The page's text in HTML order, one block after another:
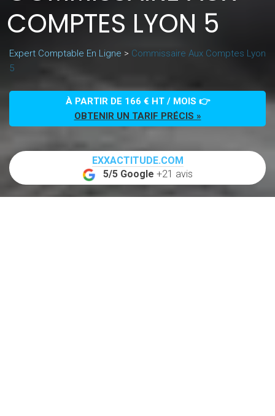
COMPTES LYON 5
Expert Comptable En Ligne > Commissaire Aux Comptes Lyon
5
À PARTIR DE 166 € HT / MOIS 👉
OBTENIR UN TARIF PRÉCIS »
EXXACTITUDE.COM
5/5 Google +21 avis